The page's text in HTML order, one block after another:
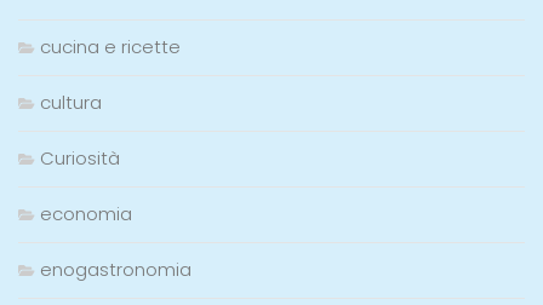
cucina e ricette
cultura
Curiosità
economia
enogastronomia